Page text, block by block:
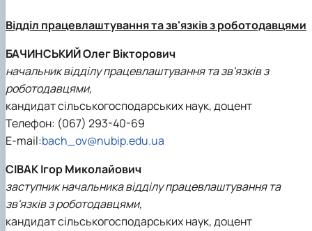
Відділ працевлаштування та зв'язків з роботодавцями
БАЧИНСЬКИЙ Олег Вікторович
начальник відділу працевлаштування та зв'язків з
роботодавцями,
кандидат сільськогосподарських наук, доцент
Телефон: (067) 293-40-69
E-mail:bach_ov@nubip.edu.ua
СІВАК Ігор Миколайович
заступник начальника відділу працевлаштування та
зв'язків з роботодавцями,
кандидат сільськогосподарських наук, доцент